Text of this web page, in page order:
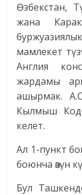
Өзбекстан,
жана
мамлекет
Англия
жардамы
ашырмак.
Кылмыш
келет.
Ал 1-пункт
боюнча өзүн
Бул